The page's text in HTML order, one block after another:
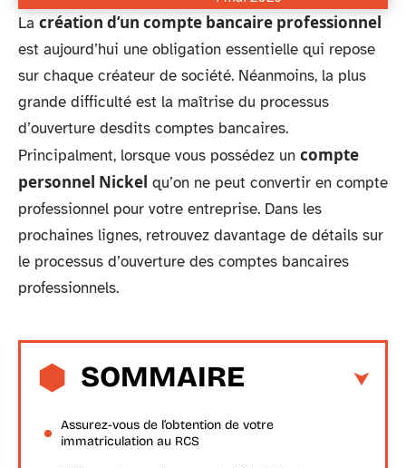
La création d’un compte bancaire professionnel
est aujourd’hui une obligation essentielle qui repose
sur chaque créateur de société. Néanmoins, la plus
grande difficulté est la maîtrise du processus
d’ouverture desdits comptes bancaires.
Principalment, lorsque vous possédez un compte
personnel Nickel qu’on ne peut convertir en compte
professionnel pour votre entreprise. Dans les
prochaines lignes, retrouvez davantage de détails sur
le processus d’ouverture des comptes bancaires
professionnels.
SOMMAIRE
Assurez-vous de l’obtention de votre
immatriculation au RCS